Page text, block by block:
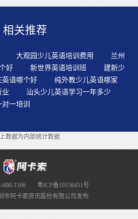
子的身边有许多英语资料，他们在
思考”的习惯。的，但是在中国目
事录音，反复模仿，直到模仿得很
音语调和良好的朗读能力。不建议
来负担。陪孩子收集生活中的英
课内容、教学条件，根据不同需
取得良好的教学效果，亦可以多种
并蓄，积极创新，以达到教学目
衡量原则有三——权威性、系统
从小给孩子创造说英语和听英语的
动画或者其它一些活动中去渗透，
自己说英语别扭。帮助孩子们把外
时地与现实物品或行为动作同步的
使用。启蒙阶段是孩子处于探索自
相关推荐
大观园少儿英语培训费用
兰州
好
新世界英语培训班
建新少
英语哪个好
纯外教少儿英语哪家
业
汕头少儿英语学习一年多少
一培训
数据为内部统计数据
1166
粤ICP备19156451号
市阿卡索资讯股份有限公司发布